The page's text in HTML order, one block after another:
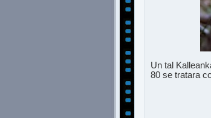
Un tal
80 se tratara